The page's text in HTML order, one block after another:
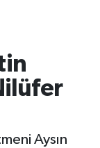
Aysın